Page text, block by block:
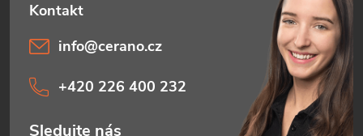
info@cerano.cz
+420 226 400 232